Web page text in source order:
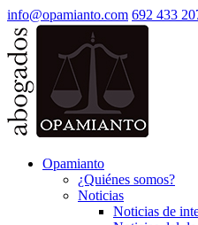
info@opamianto.com 692 433
Opamianto
¿Quiénes somos?
Noticias
Noticias de